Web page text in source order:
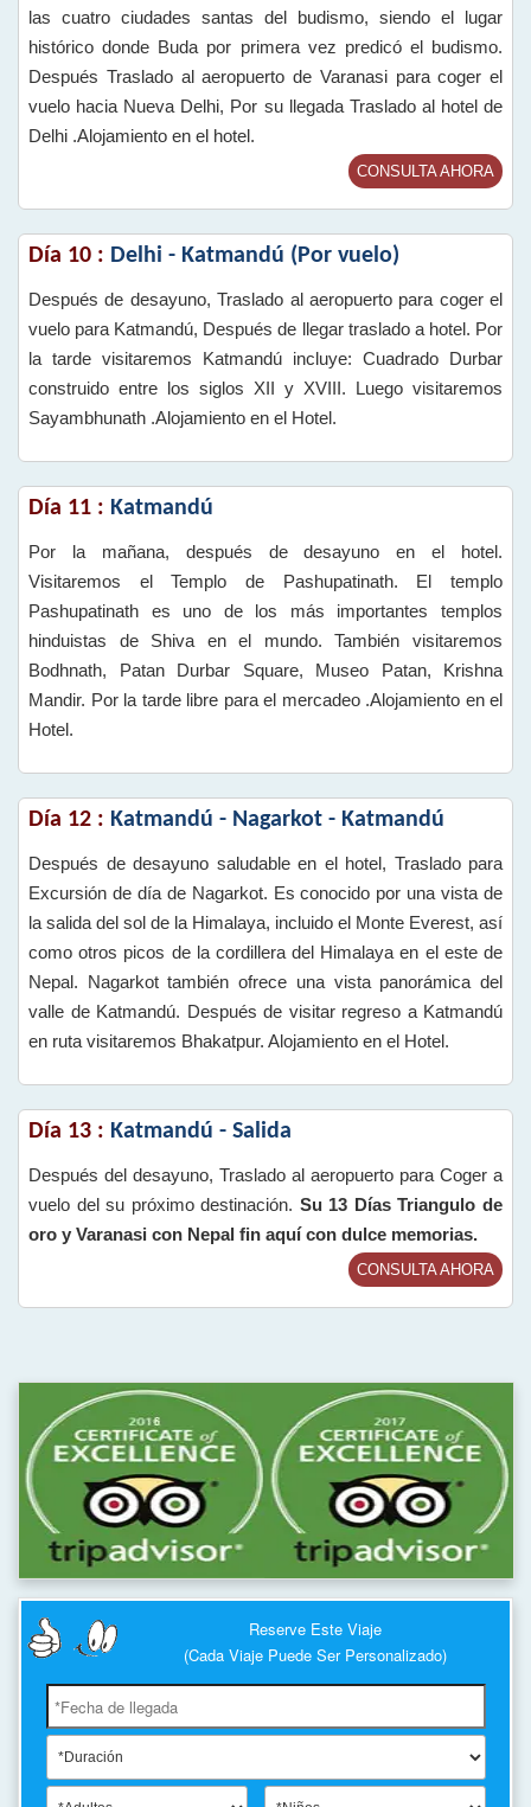
las cuatro ciudades santas del budismo, siendo el lugar
histórico donde Buda por primera vez predicó el budismo.
Después Traslado al aeropuerto de Varanasi para coger el
vuelo hacia Nueva Delhi, Por su llegada Traslado al hotel de
Delhi .Alojamiento en el hotel.
CONSULTA AHORA
Día 10 : Delhi - Katmandú (Por vuelo)
Después de desayuno, Traslado al aeropuerto para coger el
vuelo para Katmandú, Después de llegar traslado a hotel. Por
la tarde visitaremos Katmandú incluye: Cuadrado Durbar
construido entre los siglos XII y XVIII. Luego visitaremos
Sayambhunath .Alojamiento en el Hotel.
Día 11 : Katmandú
Por la mañana, después de desayuno en el hotel.
Visitaremos el Templo de Pashupatinath. El templo
Pashupatinath es uno de los más importantes templos
hinduistas de Shiva en el mundo. También visitaremos
Bodhnath, Patan Durbar Square, Museo Patan, Krishna
Mandir. Por la tarde libre para el mercadeo .Alojamiento en el
Hotel.
Día 12 : Katmandú - Nagarkot - Katmandú
Después de desayuno saludable en el hotel, Traslado para
Excursión de día de Nagarkot. Es conocido por una vista de
la salida del sol de la Himalaya, incluido el Monte Everest, así
como otros picos de la cordillera del Himalaya en el este de
Nepal. Nagarkot también ofrece una vista panorámica del
valle de Katmandú. Después de visitar regreso a Katmandú
en ruta visitaremos Bhakatpur. Alojamiento en el Hotel.
Día 13 : Katmandú - Salida
Después del desayuno, Traslado al aeropuerto para Coger a
vuelo del su próximo destinación. Su 13 Días Triangulo de
oro y Varanasi con Nepal fin aquí con dulce memorias.
CONSULTA AHORA
Reserve Este Viaje
(Cada Viaje Puede Ser Personalizado)